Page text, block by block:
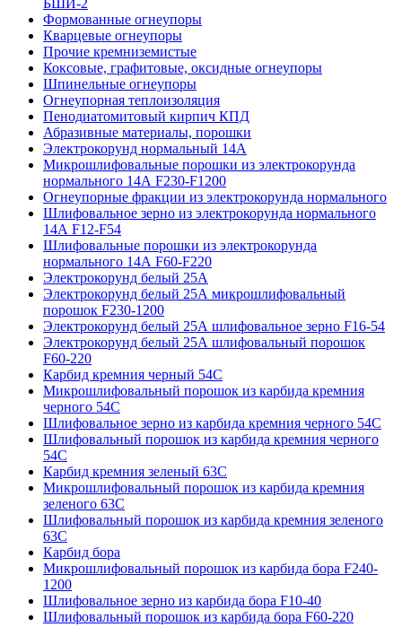
Формованные огнеупоры
Кварцевые огнеупоры
Прочие кремниземистые
Коксовые, графитовые, оксидные огнеупоры
Шпинельные огнеупоры
Огнеупорная теплоизоляция
Пенодиатомитовый кирпич КПД
Абразивные материалы, порошки
Электрокорунд нормальный 14А
Микрошлифовальные порошки из электрокорунда
нормального 14А F230-F1200
Огнеупорные фракции из электрокорунда нормального
Шлифовальное зерно из электрокорунда нормального
14А F12-F54
Шлифовальные порошки из электрокорунда
нормального 14А F60-F220
Электрокорунд белый 25А
Электрокорунд белый 25А микрошлифовальный
порошок F230-1200
Электрокорунд белый 25А шлифовальное зерно F16-54
Электрокорунд белый 25А шлифовальный порошок
F60-220
Карбид кремния черный 54С
Микрошлифовальный порошок из карбида кремния
черного 54С
Шлифовальное зерно из карбида кремния черного 54C
Шлифовальный порошок из карбида кремния черного
54С
Карбид кремния зеленый 63С
Микрошлифовальный порошок из карбида кремния
зеленого 63С
Шлифовальный порошок из карбида кремния зеленого
63С
Карбид бора
Микрошлифовальный порошок из карбида бора F240-
1200
Шлифовальное зерно из карбида бора F10-40
Шлифовальный порошок из карбида бора F60-220